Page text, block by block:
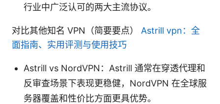
行业中广泛认可的两大主流协议。
对比其他知名 VPN（简要要点） Astrill vpn：全
面指南、实用评测与使用技巧
Astrill vs NordVPN：Astrill 通常在穿透代理和
反审查场景下表现更稳健，NordVPN 在全球服
务器覆盖和性价比方面更具优势。